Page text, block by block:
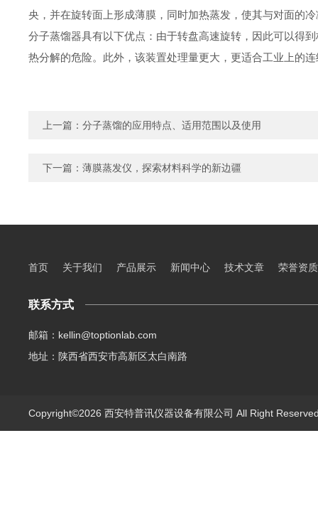
央，并在旋转面上形成薄膜，同时加热蒸发，使其与对面的
分子蒸馏器具有以下优点：由于转盘高速旋转，因此可以得
热分解的危险。此外，该装置处理量更大，更适合工业上的
上一篇： 分子蒸馏的应用特点、适用范围以及使用
下一篇： 薄膜蒸发仪，探索材料科学的新边疆
首页 关于我们 产品展示 新闻中心 技术文章 荣誉资质
联系方式
邮箱：kellin@toptionlab.com
地址：陕西省西安市高新区太白南路
Copyright©2026 西安特普讯仪器设备有限公司 All Right